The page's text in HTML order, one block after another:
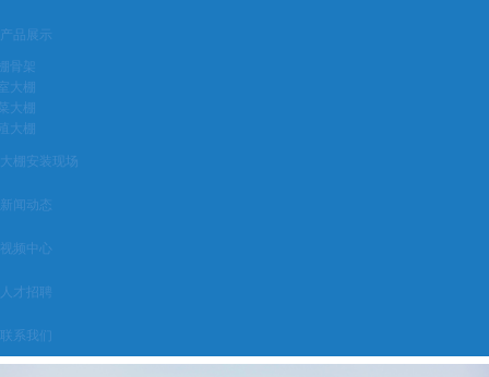
产品展示
骨架
大棚
大棚
大棚
大棚安装现场
新闻动态
视频中心
人才招聘
联系我们